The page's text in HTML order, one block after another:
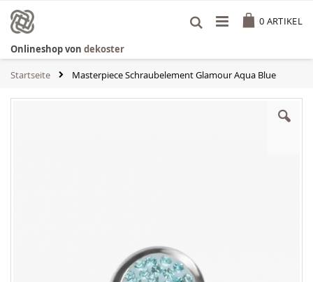
Inhalt
springen
0 ARTIKEL
Onlineshop von dekoster
Startseite Masterpiece Schraubelement Glamour Aqua Blue